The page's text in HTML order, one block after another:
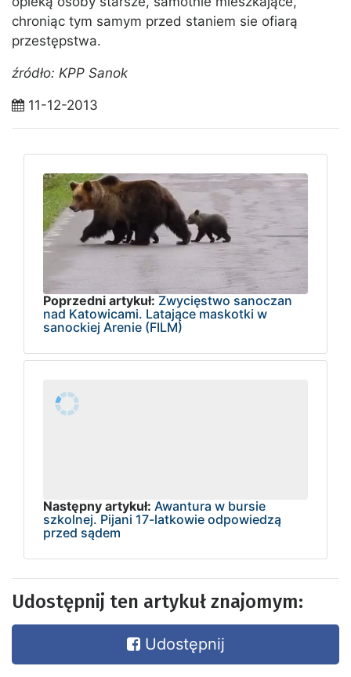
chroniąc tym samym przed staniem sie ofiarą
przestępstwa.
źródło: KPP Sanok
11-12-2013
Poprzedni artykuł: Zwycięstwo sanoczan
nad Katowicami. Latające maskotki w
sanockiej Arenie (FILM)
Następny artykuł: Awantura w bursie
szkolnej. Pijani 17-latkowie odpowiedzą
przed sądem
Udostępnij ten artykuł znajomym:
Udostępnij